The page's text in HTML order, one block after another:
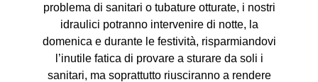
problema di sanitari o tubature otturate, i nostri
idraulici potranno intervenire di notte, la
domenica e durante le festività, risparmiandovi
l’inutile fatica di provare a sturare da soli i
sanitari, ma soprattutto riusciranno a rendere